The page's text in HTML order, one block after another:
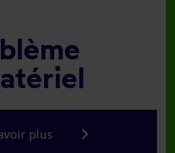
plus keyboard_arrow_right